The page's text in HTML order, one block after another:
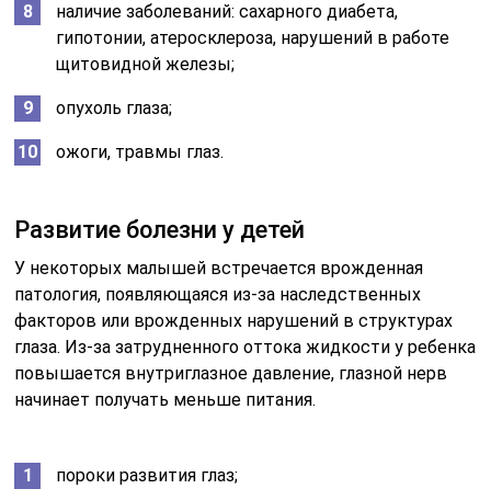
наличие заболеваний: сахарного диабета,
гипотонии, атеросклероза, нарушений в работе
щитовидной железы;
опухоль глаза;
ожоги, травмы глаз.
Развитие болезни у детей
У некоторых малышей встречается врожденная
патология, появляющаяся из-за наследственных
факторов или врожденных нарушений в структурах
глаза. Из-за затрудненного оттока жидкости у ребенка
повышается внутриглазное давление, глазной нерв
начинает получать меньше питания.
пороки развития глаз;